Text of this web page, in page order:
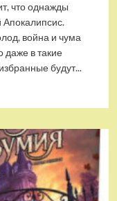
что однажды
Апокалипсис.
война и чума
даже в такие
будут...